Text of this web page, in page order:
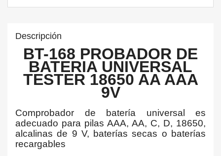
Descripción
BT-168 PROBADOR DE
BATERIA UNIVERSAL
TESTER 18650 AA AAA
9V
Comprobador de batería universal es
adecuado para pilas AAA, AA, C, D, 18650,
alcalinas de 9 V, baterías secas o baterías
recargables